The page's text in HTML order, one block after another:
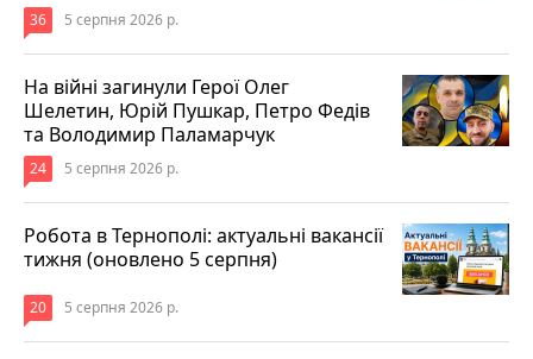
36 5 серпня 2026 р.
На війні загинули Герої Олег
Шелетин, Юрій Пушкар, Петро Федів
та Володимир Паламарчук
24 5 серпня 2026 р.
Робота в Тернополі: актуальні вакансії
тижня (оновлено 5 серпня)
20 5 серпня 2026 р.